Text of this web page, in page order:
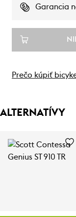
Garancia
Prečo kúpiť
ALTERNATÍVY